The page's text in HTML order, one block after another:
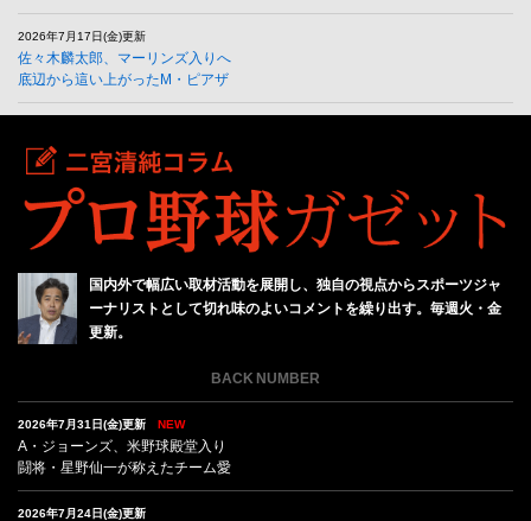
2026年7月17日(金)更新
佐々木麟太郎、マーリンズ入りへ
底辺から這い上がったM・ピアザ
国内外で幅広い取材活動を展開し、独自の視点からスポーツジャ
ーナリストとして切れ味のよいコメントを繰り出す。毎週火・金
更新。
BACK NUMBER
2026年7月31日(金)更新 NEW
A・ジョーンズ、米野球殿堂入り
闘将・星野仙一が称えたチーム愛
2026年7月24日(金)更新